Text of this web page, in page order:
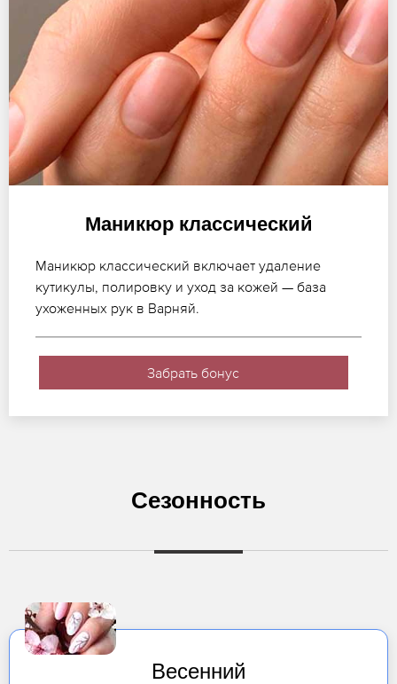
Маникюр классический
Маникюр классический включает удаление
кутикулы, полировку и уход за кожей — база
ухоженных рук в Варняй.
Забрать бонус
Сезонность
Весенний